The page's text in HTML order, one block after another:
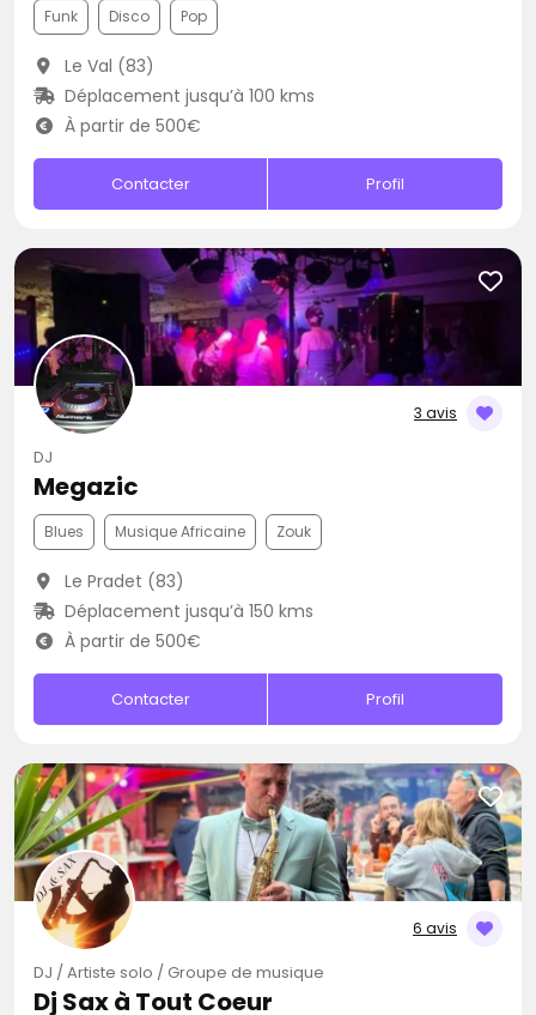
Funk Disco Pop
Le Val (83)
Déplacement jusqu’à 100 kms
À partir de 500€
Contacter Profil
3 avis
DJ
Megazic
Blues Musique Africaine Zouk
Le Pradet (83)
Déplacement jusqu’à 150 kms
À partir de 500€
Contacter Profil
6 avis
DJ / Artiste solo / Groupe de musique
Dj Sax à Tout Coeur